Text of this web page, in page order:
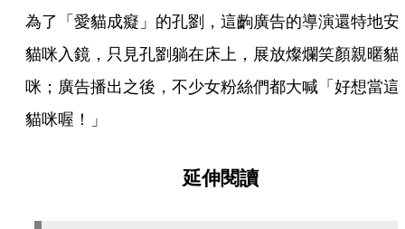
為了「愛貓成癡」的孔劉，這齣廣告的導演還特地安
貓咪入鏡，只見孔劉躺在床上，展放燦爛笑顏親暱貓
咪；廣告播出之後，不少女粉絲們都大喊「好想當這
貓咪喔！」
延伸閱讀